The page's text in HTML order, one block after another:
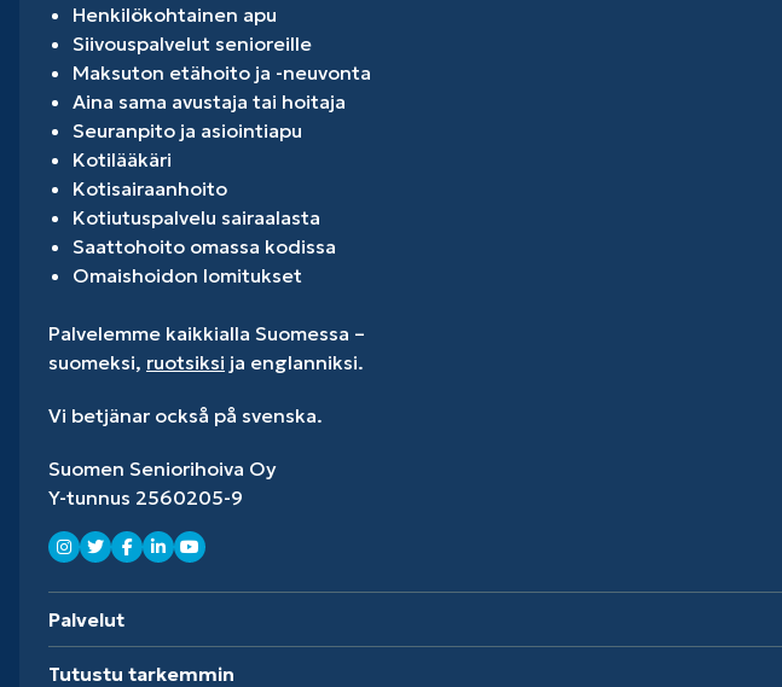
Henkilökohtainen apu
Siivouspalvelut senioreille
Maksuton etähoito ja -neuvonta
Aina sama avustaja tai hoitaja
Seuranpito ja asiointiapu
Kotilääkäri
Kotisairaanhoito
Kotiutuspalvelu sairaalasta
Saattohoito omassa kodissa
Omaishoidon lomitukset
Palvelemme kaikkialla Suomessa –
suomeksi, ruotsiksi ja englanniksi.
Vi betjänar också på svenska.
Suomen Seniorihoiva Oy
Y-tunnus 2560205-9
Palvelut
Tutustu tarkemmin